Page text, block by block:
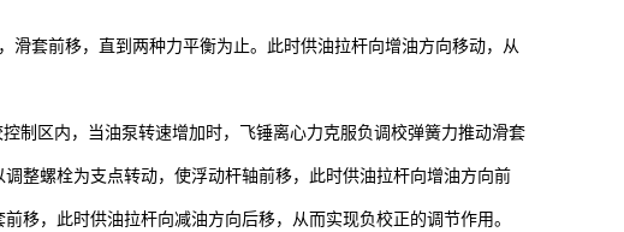
滑套前移，直到两种力平衡为止。此时供油拉杆向增油方向移动，从
制区内，当油泵转速增加时，飞锤离心力克服负调校弹簧力推动滑套
整螺栓为支点转动，使浮动杆轴前移，此时供油拉杆向增油方向前
移，此时供油拉杆向减油方向后移，从而实现负校正的调节作用。